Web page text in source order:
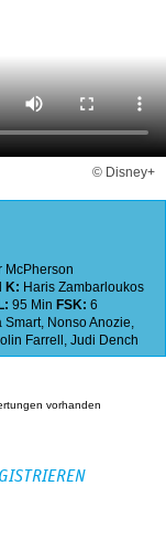
© Disney+
McPherson
K: Haris Zambarloukos
L: 95 Min FSK: 6
Smart, Nonso Anozie,
Farrell , Judi Dench
vorhanden